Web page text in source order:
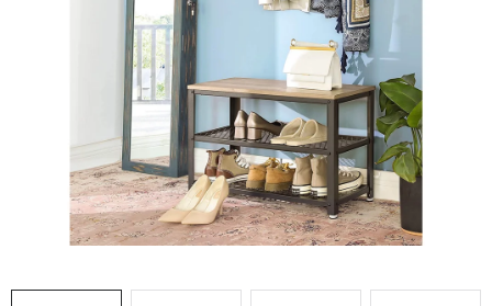
PRACOVŇA / KANCELÁRIA
DETSKÉ A ŠTUDENTSKÉ
DOPLNKY A DEKORÁCIE
ZÁHRADA